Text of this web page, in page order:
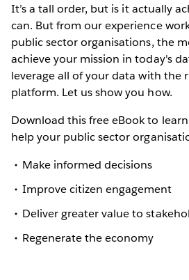
It’s a tall order, but is it actually
can. But from our experience
public sector organisations, the
achieve your mission in today's
leverage all of your data with the
platform. Let us show you how.
Download this free eBook to
help your public sector
Make informed decisions
Improve citizen engagement
Deliver greater value to
Regenerate the economy